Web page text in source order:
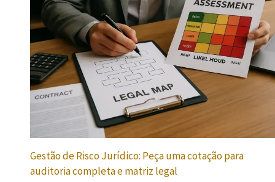
Gestão de Risco Jurídico: Peça uma cotação para
auditoria completa e matriz legal